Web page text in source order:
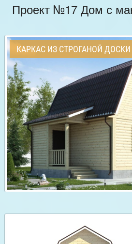
Проект №17 Дом с
КАРКАС ИЗ СТРОГАНОЙ ДОСКИ